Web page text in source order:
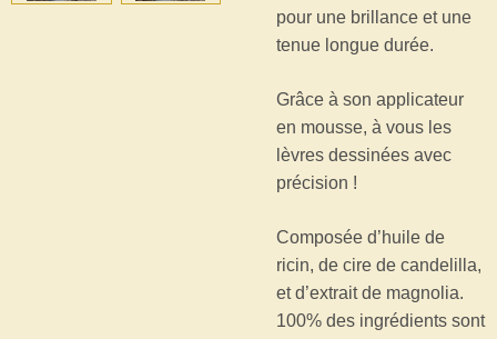
pour une brillance et une
tenue longue durée.
Grâce à son applicateur
en mousse, à vous les
lèvres dessinées avec
précision !
Composée d’huile de
ricin, de cire de candelilla,
et d’extrait de magnolia.
100% des ingrédients sont